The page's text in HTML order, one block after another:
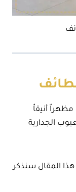
أنيقاٌ
الجدارية
المقال سنذكر